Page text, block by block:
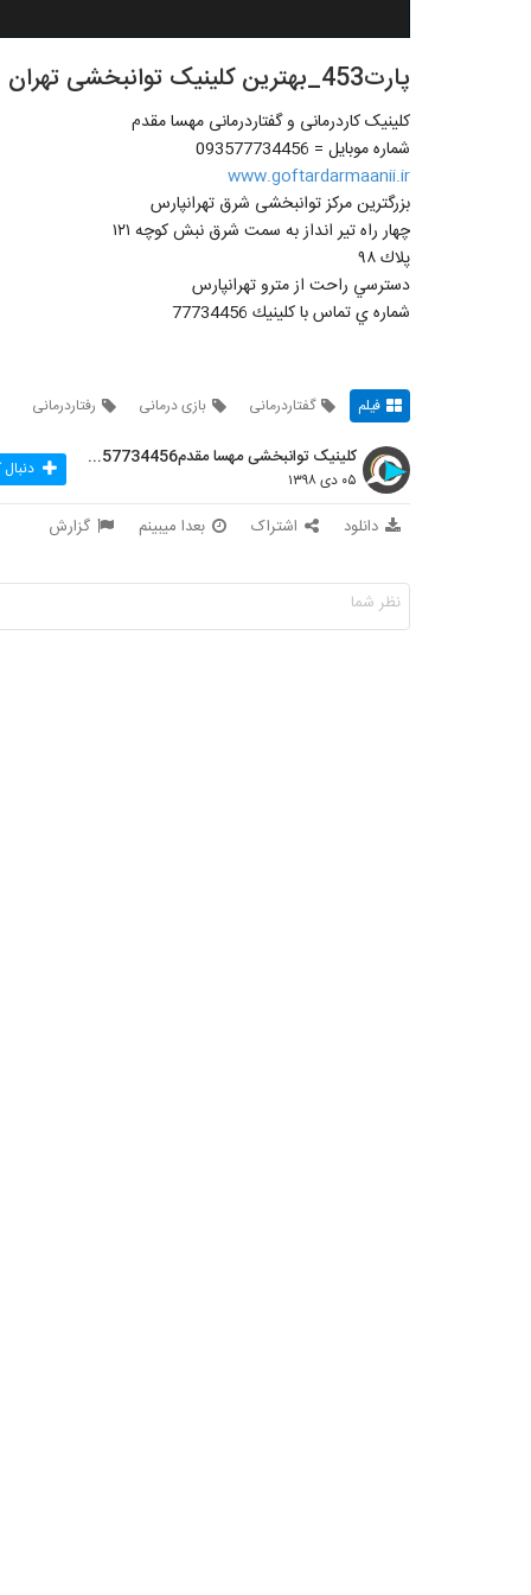
پارت453_بهترین کلینیک توانبخشی تهران - توانبخشی مهسا مقدم
کلینیک کاردرمانى و گفتاردرمانى مهسا مقدم
شماره موبايل = 093577734456
www.goftardarmaanii.ir
بزرگترین مرکز توانبخشى شرق تهرانپارس
چهار راه تير انداز به سمت شرق نبش كوچه ١٢١
پلاك ٩٨
دسترسي راحت از مترو تهرانپارس
شماره ي تماس با كلينيك 77734456
فیلم گفتاردرمانی بازی درمانی رفتاردرمانی
کلینیک توانبخشی مهسا مقدم09357734456
۰۵ دی ۱۳۹۸
دانلود اشتراک بعدا میبینم گزارش